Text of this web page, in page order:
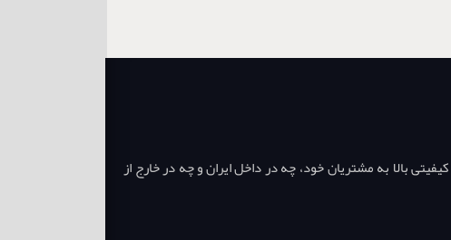
بالا به مشتریان خود، چه در داخل ایران و چه در خارج از